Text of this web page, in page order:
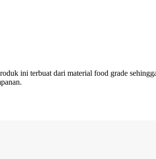
ini terbuat dari material food grade